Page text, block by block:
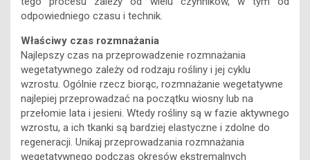
odpowiedniego czasu i technik.
Właściwy czas rozmnażania
Najlepszy czas na przeprowadzenie rozmnażania
wegetatywnego zależy od rodzaju rośliny i jej cyklu
wzrostu. Ogólnie rzecz biorąc, rozmnażanie wegetatywne
najlepiej przeprowadzać na początku wiosny lub na
przełomie lata i jesieni. Wtedy rośliny są w fazie aktywnego
wzrostu, a ich tkanki są bardziej elastyczne i zdolne do
regeneracji. Unikaj przeprowadzania rozmnażania
wegetatywnego podczas okresów ekstremalnych